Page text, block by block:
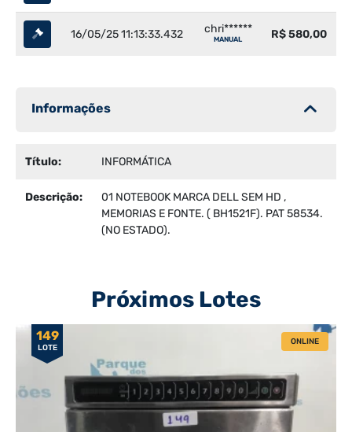
16/05/25 11:13:33.432 chri******
MANUAL R$ 580,00
Informações
Título: INFORMÁTICA
Descrição:
01 NOTEBOOK MARCA DELL SEM HD ,
MEMORIAS E FONTE. ( BH1521F). PAT 58534.
(NO ESTADO).
Próximos Lotes
149
LOTE
ONLINE